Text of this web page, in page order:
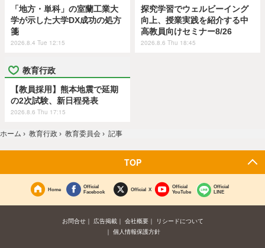
「地方・単科」の室蘭工業大
学が示した大学DX成功の処方
箋
2026.8.4 Tue 12:15
探究学習でウェルビーイング
向上、授業実践を紹介する中
高教員向けセミナー8/26
2026.8.6 Thu 18:45
教育行政
【教員採用】熊本地震で延期
の2次試験、新日程発表
2026.8.6 Thu 17:15
ホーム › 教育行政 › 教育委員会 › 記事
TOP
Home
Official
Facebook
Official X
Official
YouTube
Official
LINE
お問合せ 広告掲載 会社概要
リシードについて
個人情報保護方針